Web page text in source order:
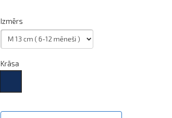
Izmērs
Krāsa